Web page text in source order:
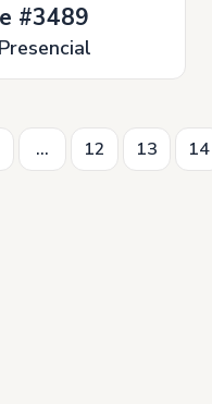
#3489
Presencial
... 12 13 14